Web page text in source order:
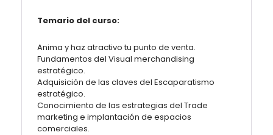
Temario del curso:
Anima y haz atractivo tu punto de venta.
Fundamentos del Visual merchandising
estratégico.
Adquisición de las claves del Escaparatismo
estratégico.
Conocimiento de las estrategias del Trade
marketing e implantación de espacios
comerciales.